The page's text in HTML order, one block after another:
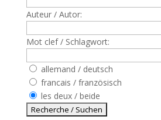
Auteur / Autor:
Mot clef / Schlagwort:
allemand / deutsch
francais / französisch
les deux / beide